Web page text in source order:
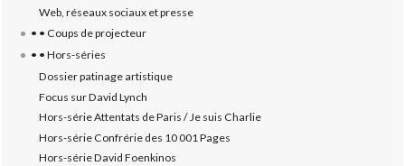
Web, réseaux sociaux et presse
• • Coups de projecteur
• • Hors-séries
Dossier patinage artistique
Focus sur David Lynch
Hors-série Attentats de Paris / Je suis Charlie
Hors-série Confrérie des 10 001 Pages
Hors-série David Foenkinos